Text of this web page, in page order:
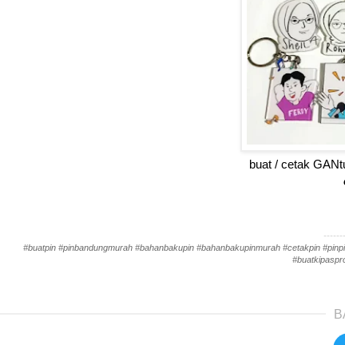
buat / cetak
#buatpin #pinbandungmurah #bahanbakupin #bahanbakupinmurah #cetakpin